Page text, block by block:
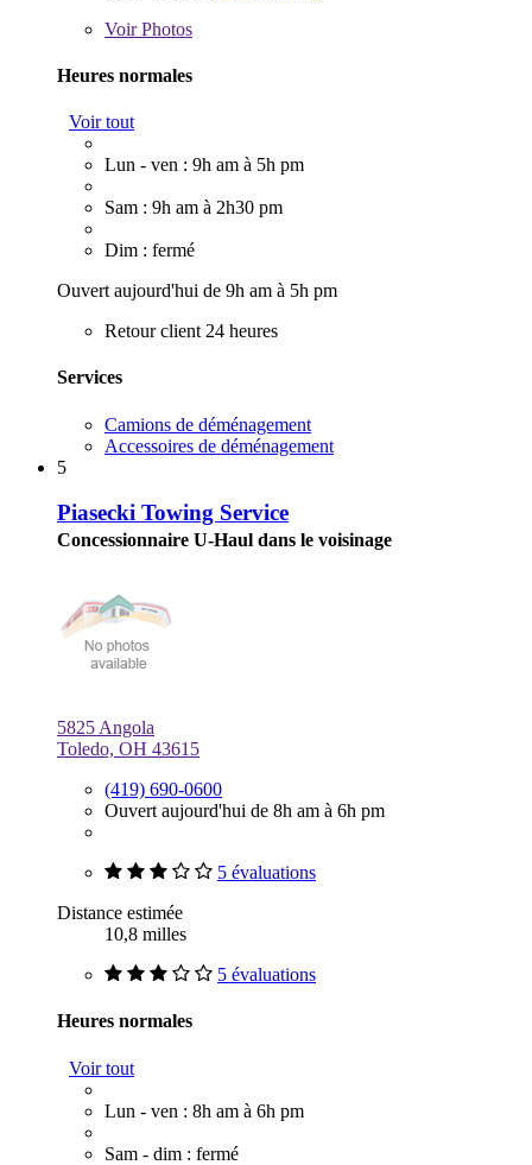
VoirPhotos
Heures normales
Voir tout
Lun - ven : 9h am à 5h pm
Sam : 9h am à 2h30 pm
Dim : fermé
Ouvert aujourd'hui de 9h am à 5h pm
Retour client 24 heures
Services
Camions de déménagement
Accessoires de déménagement
5
Piasecki Towing Service
Concessionnaire U-Haul dans le voisinage
5825 Angola
Toledo, OH 43615
(419) 690-0600
Ouvert aujourd'hui de 8h am à 6h pm
5 évaluations
Distance estimée
10,8 milles
5 évaluations
Heures normales
Voir tout
Lun - ven : 8h am à 6h pm
Sam - dim : fermé